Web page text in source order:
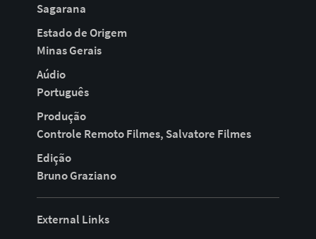
Sagarana
Estado de Origem
Minas Gerais
Aúdio
Português
Produção
Controle Remoto Filmes, Salvatore Filmes
Edição
Bruno Graziano
External Links